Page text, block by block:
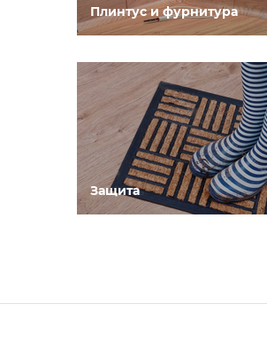
Плинтус и фурнитура
Защита